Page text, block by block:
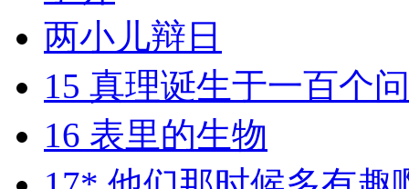
两小儿辩日
15 真理诞生于一百个
16 表里的生物